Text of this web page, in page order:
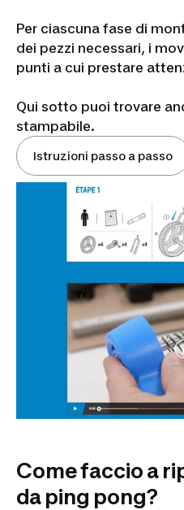
Per ciascuna fase di
dei pezzi necessari, i
punti a cui prestare
Qui sotto puoi trovare
stampabile.
Istruzioni passo a passo
Come faccio a
da ping pong?